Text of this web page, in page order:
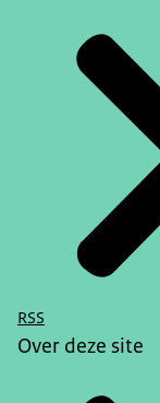
RSS
Over deze site